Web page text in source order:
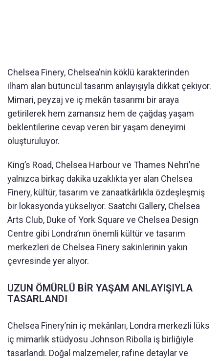
Chelsea Finery, Chelsea’nin köklü karakterinden
ilham alan bütüncül tasarım anlayışıyla dikkat çekiyor.
Mimari, peyzaj ve iç mekân tasarımı bir araya
getirilerek hem zamansız hem de çağdaş yaşam
beklentilerine cevap veren bir yaşam deneyimi
oluşturuluyor.
King’s Road, Chelsea Harbour ve Thames Nehri’ne
yalnızca birkaç dakika uzaklıkta yer alan Chelsea
Finery, kültür, tasarım ve zanaatkârlıkla özdeşleşmiş
bir lokasyonda yükseliyor. Saatchi Gallery, Chelsea
Arts Club, Duke of York Square ve Chelsea Design
Centre gibi Londra’nın önemli kültür ve tasarım
merkezleri de Chelsea Finery sakinlerinin yakın
çevresinde yer alıyor.
UZUN ÖMÜRLÜ BİR YAŞAM ANLAYIŞIYLA
TASARLANDI
Chelsea Finery’nin iç mekânları, Londra merkezli lüks
iç mimarlık stüdyosu Johnson Ribolla iş birliğiyle
tasarlandı. Doğal malzemeler, rafine detaylar ve